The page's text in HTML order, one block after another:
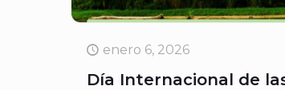
enero 6, 2026
Día Internacional de